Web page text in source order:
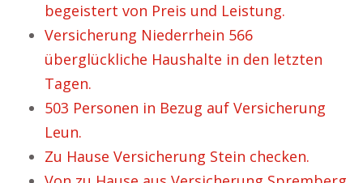
begeistert von Preis und Leistung.
Versicherung Niederrhein 566
überglückliche Haushalte in den letzten
Tagen.
503 Personen in Bezug auf Versicherung
Leun.
Zu Hause Versicherung Stein checken.